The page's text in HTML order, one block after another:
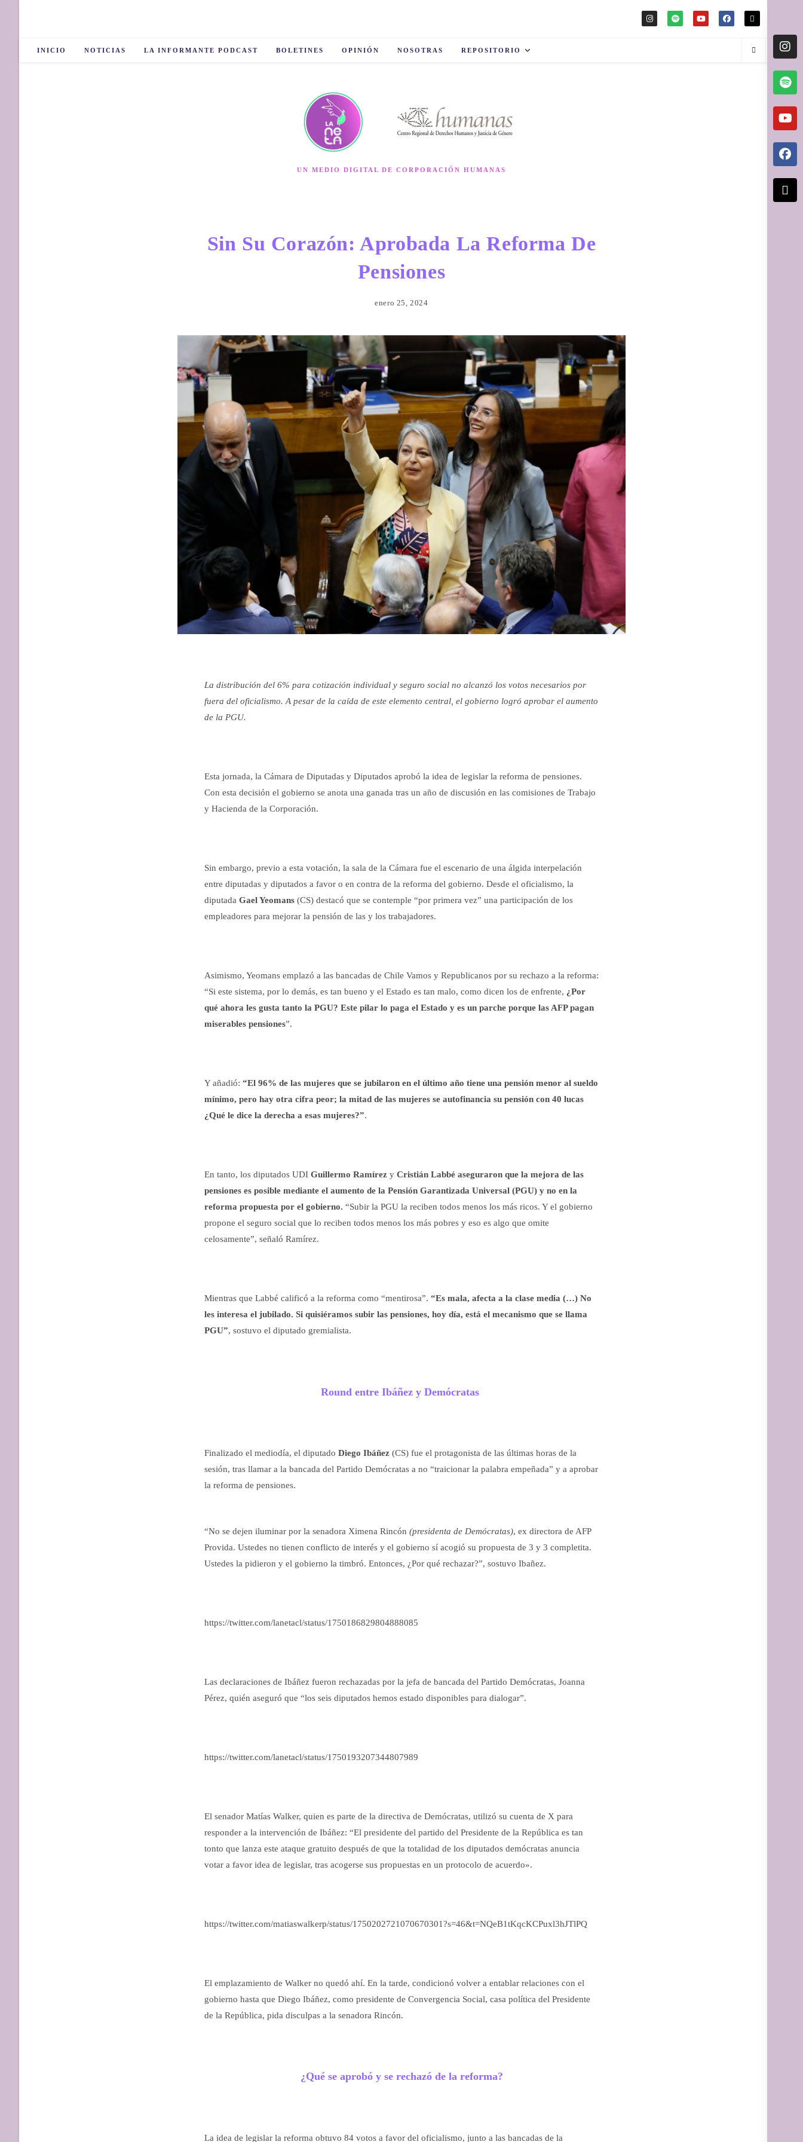
INICIO NOTICIAS LA INFORMANTE PODCAST BOLETINES OPINIÓN NOSOTRAS REPOSITORIO
UN MEDIO DIGITAL DE CORPORACIÓN HUMANAS
Sin Su Corazón: Aprobada La Reforma De
Pensiones
enero 25, 2024
La distribución del 6% para cotización individual y seguro social no alcanzó los votos necesarios por
fuera del oficialismo. A pesar de la caída de este elemento central, el gobierno logró aprobar el aumento
de la PGU.
Esta jornada, la Cámara de Diputadas y Diputados aprobó la idea de legislar la reforma de pensiones.
Con esta decisión el gobierno se anota una ganada tras un año de discusión en las comisiones de Trabajo
y Hacienda de la Corporación.
Sin embargo, previo a esta votación, la sala de la Cámara fue el escenario de una álgida interpelación
entre diputadas y diputados a favor o en contra de la reforma del gobierno. Desde el oficialismo, la
diputada Gael Yeomans (CS) destacó que se contemple “por primera vez” una participación de los
empleadores para mejorar la pensión de las y los trabajadores.
Asimismo, Yeomans emplazó a las bancadas de Chile Vamos y Republicanos por su rechazo a la reforma:
“Si este sistema, por lo demás, es tan bueno y el Estado es tan malo, como dicen los de enfrente, ¿Por
qué ahora les gusta tanto la PGU? Este pilar lo paga el Estado y es un parche porque las AFP pagan
miserables pensiones”.
Y añadió: “El 96% de las mujeres que se jubilaron en el último año tiene una pensión menor al sueldo
mínimo, pero hay otra cifra peor; la mitad de las mujeres se autofinancia su pensión con 40 lucas
¿Qué le dice la derecha a esas mujeres?”.
En tanto, los diputados UDI Guillermo Ramírez y Cristián Labbé aseguraron que la mejora de las
pensiones es posible mediante el aumento de la Pensión Garantizada Universal (PGU) y no en la
reforma propuesta por el gobierno. “Subir la PGU la reciben todos menos los más ricos. Y el gobierno
propone el seguro social que lo reciben todos menos los más pobres y eso es algo que omite
celosamente”, señaló Ramírez.
Mientras que Labbé calificó a la reforma como “mentirosa”. “Es mala, afecta a la clase media (…) No
les interesa el jubilado. Si quisiéramos subir las pensiones, hoy día, está el mecanismo que se llama
PGU”, sostuvo el diputado gremialista.
Round entre Ibáñez y Demócratas
Finalizado el mediodía, el diputado Diego Ibáñez (CS) fue el protagonista de las últimas horas de la
sesión, tras llamar a la bancada del Partido Demócratas a no “traicionar la palabra empeñada” y a aprobar
la reforma de pensiones.
“No se dejen iluminar por la senadora Ximena Rincón (presidenta de Demócratas), ex directora de AFP
Provida. Ustedes no tienen conflicto de interés y el gobierno sí acogió su propuesta de 3 y 3 completita.
Ustedes la pidieron y el gobierno la timbró. Entonces, ¿Por qué rechazar?”, sostuvo Ibañez.
https://twitter.com/lanetacl/status/1750186829804888085
Las declaraciones de Ibáñez fueron rechazadas por la jefa de bancada del Partido Demócratas, Joanna
Pérez, quién aseguró que “los seis diputados hemos estado disponibles para dialogar”.
https://twitter.com/lanetacl/status/1750193207344807989
El senador Matías Walker, quien es parte de la directiva de Demócratas, utilizó su cuenta de X para
responder a la intervención de Ibáñez: “El presidente del partido del Presidente de la República es tan
tonto que lanza este ataque gratuito después de que la totalidad de los diputados demócratas anuncia
votar a favor idea de legislar, tras acogerse sus propuestas en un protocolo de acuerdo».
https://twitter.com/matiaswalkerp/status/1750202721070670301?s=46&t=NQeB1tKqcKCPuxl3hJTlPQ
El emplazamiento de Walker no quedó ahí. En la tarde, condicionó volver a entablar relaciones con el
gobierno hasta que Diego Ibáñez, como presidente de Convergencia Social, casa política del Presidente
de la República, pida disculpas a la senadora Rincón.
¿Qué se aprobó y se rechazó de la reforma?
La idea de legislar la reforma obtuvo 84 votos a favor del oficialismo, junto a las bancadas de la